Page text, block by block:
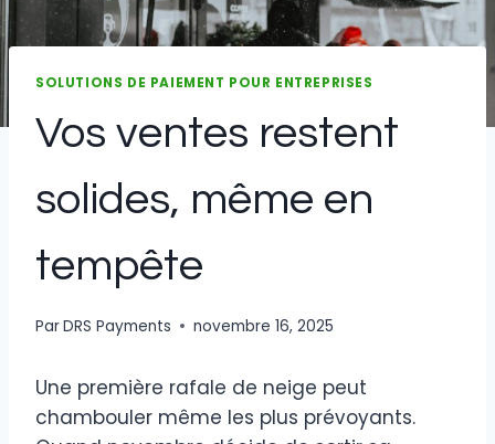
SOLUTIONS DE PAIEMENT POUR ENTREPRISES
Vos ventes restent
solides, même en
tempête
ParDRS Payments novembre 16, 2025
Une première rafale de neige peut
chambouler même les plus prévoyants.